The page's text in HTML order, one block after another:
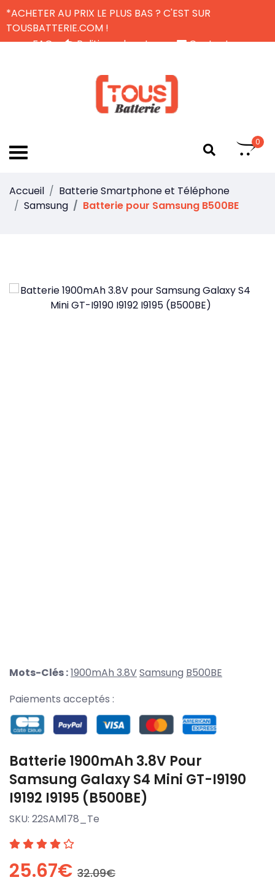
*ACHETER AU PRIX LE PLUS BAS ? C'EST SUR
TOUSBATTERIE.COM !
FAQ
Politique de retour
Contactez-nous
0
Accueil
Batterie Smartphone et Téléphone
Samsung
Batterie pour Samsung B500BE
Mots-Clés :1900mAh 3.8VSamsung B500BE
Paiements acceptés :
Batterie 1900mAh 3.8V Pour
Samsung Galaxy S4 Mini GT-I9190
I9192 I9195 (B500BE)
SKU: 22SAM178_Te
25.67€ 32.09€